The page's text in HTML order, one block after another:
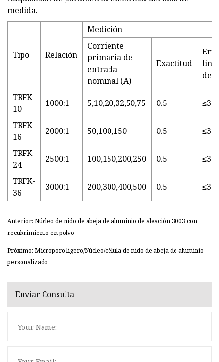
medida.
Tipo Relación
Medición
Corriente
primaria de
entrada
nominal (A)
Exactitud
de
TRFK-
10
1000:1 5,10,20,32,50,75 0.5 ≤30'
TRFK-
16
2000:1 50,100,150 0.5 ≤30'
TRFK-
24
2500:1 100,150,200,250 0.5 ≤30'
TRFK-
36
3000:1 200,300,400,500 0.5 ≤30'
Anterior: Núcleo de nido de abeja de aluminio de aleación 3003 con
recubrimiento en polvo
Próximo: Microporo ligero/Núcleo/célula de nido de abeja de aluminio
personalizado
Enviar Consulta